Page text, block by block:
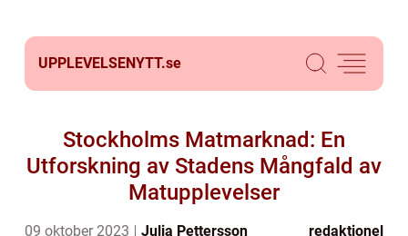
UPPLEVELSENYTT.se
Stockholms Matmarknad: En
Utforskning av Stadens Mångfald av
Matupplevelser
09 oktober 2023 Julia Pettersson redaktionel